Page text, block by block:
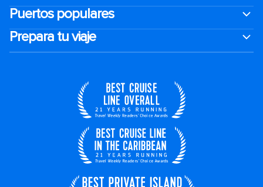
Puertos populares
Prepara tu viaje